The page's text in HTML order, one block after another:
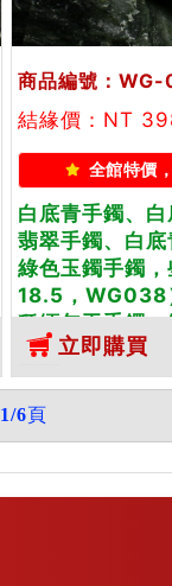
商品編號：
結緣價：NT
全館特價
白底青手鐲、
翡翠手鐲、白
綠色玉鐲手鐲
18.5，WG038
種緬甸玉手鐲
A... 立即購買
1/6頁